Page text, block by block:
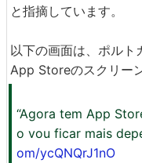
と指摘しています。
以下の画面は、ポル
App Storeのスクリー
“Agora tem App
o vou ficar mais
om/ycQNQrJ1nO